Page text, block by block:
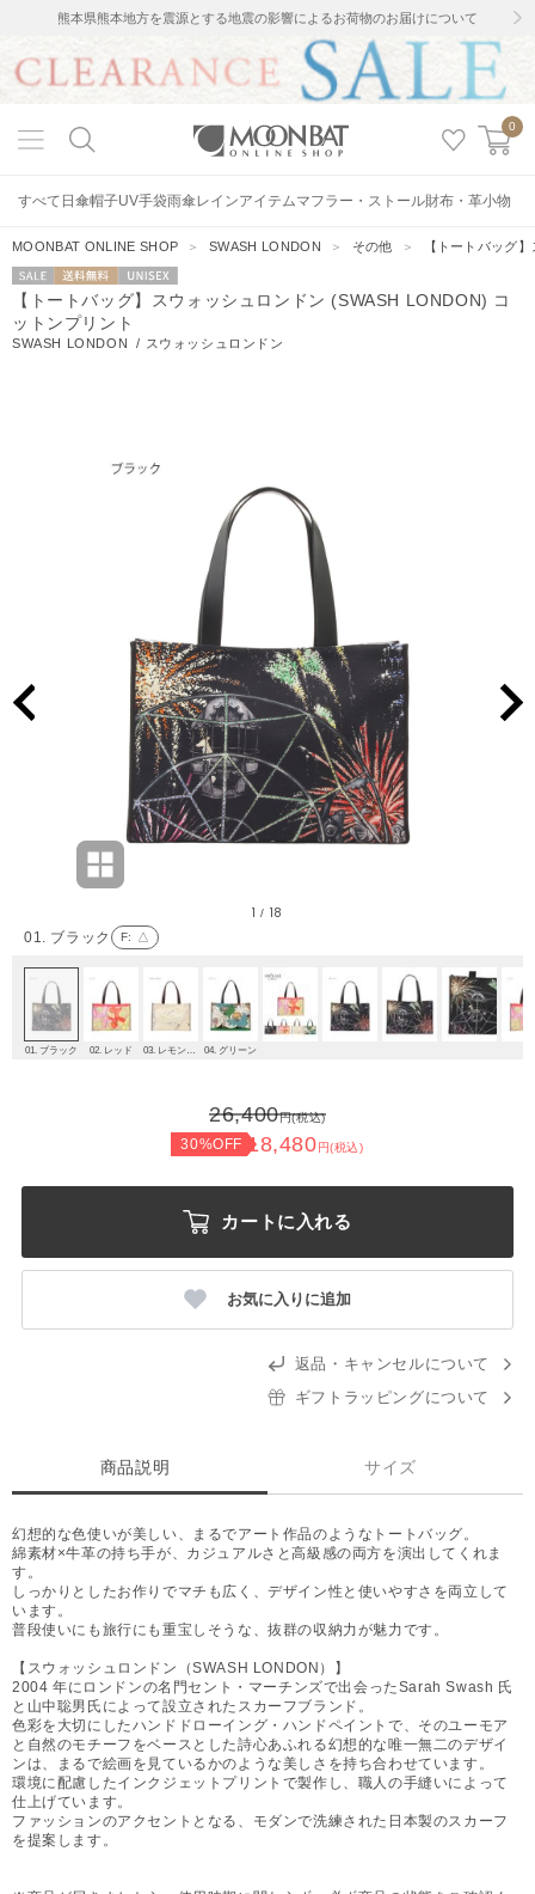
熊本県熊本地方を震源とする地震の影響によるお荷物のお届けについて
0
すべて 日傘帽子UV手袋雨傘レインアイテムマフラー・ストール財布・革小物
MOONBAT ONLINE SHOP ＞SWASH LONDON ＞ その他 ＞ 【トートバッグ
セー
ル
送料無料 UNISEX
【トートバッグ】スウォッシュロンドン (SWASH LONDON) コ
ットンプリント
SWASH LONDON / スウォッシュロンドン
01. ブラック F: △
1 / 18
01. ブラック 02. レッド 04. グリーン
26,400円(税込)
30%OFF 18,480円(税込)
カートに入れる
お気に入りに追加
返品・キャンセルについて
ギフトラッピングについて
商品説明 サイズ
幻想的な色使いが美しい、まるでアート作品のようなトートバッグ。
綿素材×牛革の持ち手が、カジュアルさと高級感の両方を演出してくれま
す。
しっかりとしたお作りでマチも広く、デザイン性と使いやすさを両立して
います。
普段使いにも旅行にも重宝しそうな、抜群の収納力が魅力です。
【スウォッシュロンドン（SWASH LONDON）】
2004 年にロンドンの名門セント・マーチンズで出会ったSarah Swash 氏
と山中聡男氏によって設立されたスカーフブランド。
色彩を大切にしたハンドドローイング・ハンドペイントで、そのユーモア
と自然のモチーフをベースとした詩心あふれる幻想的な唯一無二のデザイ
ンは、まるで絵画を見ているかのような美しさを持ち合わせています。
環境に配慮したインクジェットプリントで製作し、職人の手縫いによって
仕上げています。
ファッションのアクセントとなる、モダンで洗練された日本製のスカーフ
を提案します。